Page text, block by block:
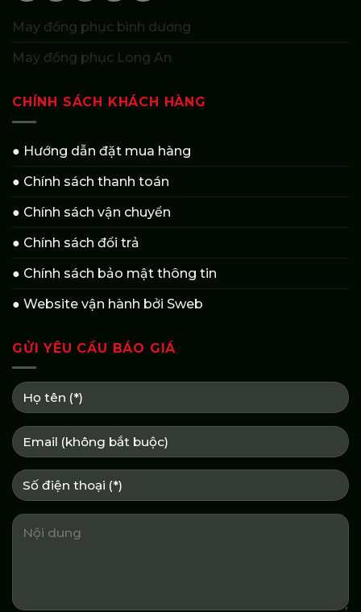
May đồng phục bình dương
May đồng phục Long An
CHÍNH SÁCH KHÁCH HÀNG
● Hướng dẫn đặt mua hàng
● Chính sách thanh toán
● Chính sách vận chuyển
● Chính sách đổi trả
● Chính sách bảo mật thông tin
● Website vận hành bởi Sweb
GỬI YÊU CẦU BÁO GIÁ